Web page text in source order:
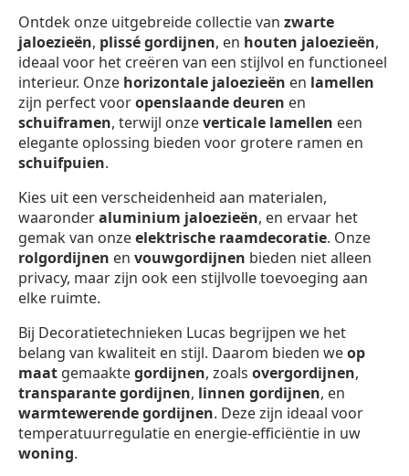
Ontdek onze uitgebreide collectie van zwarte
jaloezieën, plissé gordijnen, en houten jaloezieën,
ideaal voor het creëren van een stijlvol en functioneel
interieur. Onze horizontale jaloezieën en lamellen
zijn perfect vooropenslaande deuren en
schuiframen, terwijl onzeverticale lamellen een
elegante oplossing bieden voor grotere ramen en
schuifpuien.
Kies uit een verscheidenheid aan materialen,
waaronderaluminium jaloezieën, en ervaar het
gemak van onzeelektrische raamdecoratie. Onze
rolgordijnen en vouwgordijnen bieden niet alleen
privacy, maar zijn ook een stijlvolle toevoeging aan
elke ruimte.
Bij Decoratietechnieken Lucas begrijpen we het
belang van kwaliteit en stijl. Daarom bieden weop
maat gemaaktegordijnen, zoals overgordijnen,
transparante gordijnen, linnen gordijnen, en
warmtewerende gordijnen. Deze zijn ideaal voor
temperatuurregulatie en energie-efficiëntie in uw
woning.